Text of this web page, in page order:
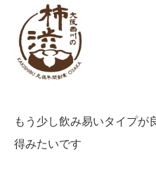
もう少し飲み易いタイプが
得みたいです